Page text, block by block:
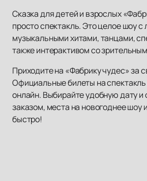
Сказка для детей и взрослых
просто спектакль. Это целое шоу
музыкальными хитами, танцами,
также интерактивом со
Приходите на «Фабрику чудес» за
Официальные билеты на
онлайн. Выбирайте удобную дату и
заказом, места на новогоднее шоу
быстро!